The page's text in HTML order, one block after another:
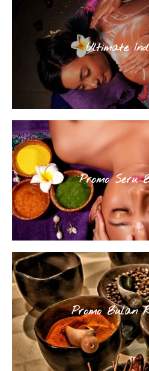
Ultimate
Promo Seru
Promo Bulan